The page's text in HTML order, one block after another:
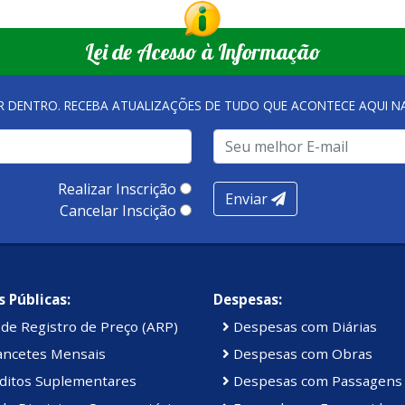
Surgiu -
outubro-rosa-
e-informar-sobre-o-
Outubro Rosa:
e informar sobre o
mercado-e-
outubro-rosa-
">&laquo;Kantar -
de mama&raquo;
em 21 de outubro
Lei de Acesso à Informação
DENTRO. RECEBA ATUALIZAÇÕES DE TUDO QUE ACONTECE AQUI
Realizar Inscrição
Cancelar Inscição
Enviar
Públicas:
Registro de Preço (ARP)
Mensais
Suplementares
Despesas:
Despesas com Diárias
Despesas com Obras
Despesas com Passagens